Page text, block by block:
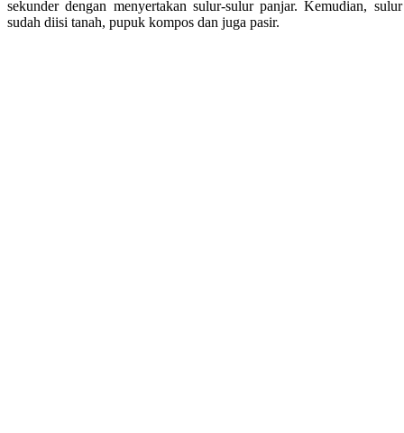
sekunder dengan menyertakan sulur-sulur panjar. Kemudian,
sudah diisi tanah, pupuk kompos dan juga pasir.